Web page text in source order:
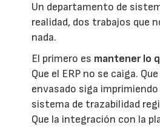
Un departamento de
realidad, dos trabajos que
nada.
El primero es mantener lo
Que el ERP no se caiga.
envasado siga
sistema de trazabilidad
Que la integración con la